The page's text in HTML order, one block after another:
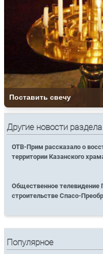
Другие новости раздела
ОТВ-Прим рассказало о
территории Казанского
Общественное
строительстве Спасо-
Популярное